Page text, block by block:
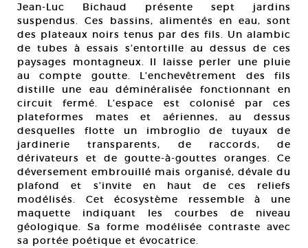
Jean-Luc Bichaud présente sept jardins
suspendus. Ces bassins, alimentés en eau, sont
des plateaux noirs tenus par des fils. Un alambic
de tubes à essais s’entortille au dessus de ces
paysages montagneux. Il laisse perler une pluie
au compte goutte. L’enchevêtrement des fils
distille une eau déminéralisée fonctionnant en
circuit fermé. L’espace est colonisé par ces
plateformes mates et aériennes, au dessus
desquelles flotte un imbroglio de tuyaux de
jardinerie transparents, de raccords, de
dérivateurs et de goutte-à-gouttes oranges. Ce
déversement embrouillé mais organisé, dévale du
plafond et s’invite en haut de ces reliefs
modélisés. Cet écosystème ressemble à une
maquette indiquant les courbes de niveau
géologique. Sa forme modélisée contraste avec
sa portée poétique et évocatrice.